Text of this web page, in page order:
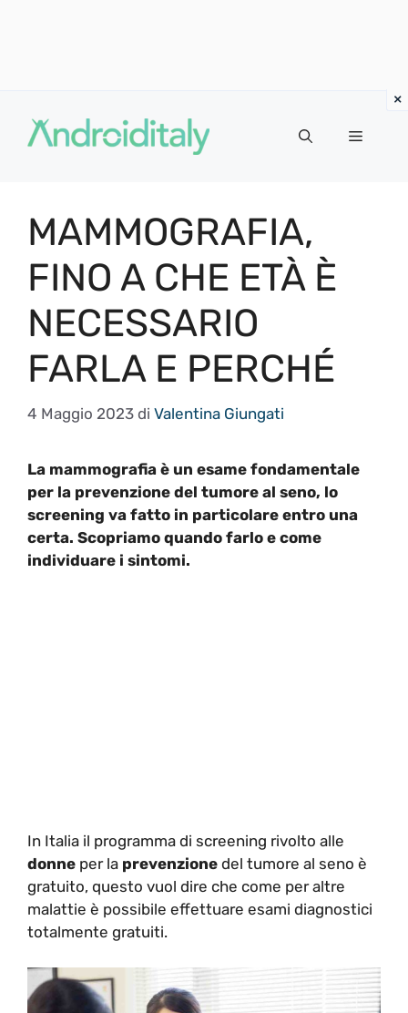
contenuto
MENU
MAMMOGRAFIA,
FINO A CHE ETÀ È
NECESSARIO
FARLA E PERCHÉ
4 Maggio 2023 di Valentina Giungati
La mammografia è un esame fondamentale
per la prevenzione del tumore al seno, lo
screening va fatto in particolare entro una
certa. Scopriamo quando farlo e come
individuare i sintomi.
In Italia il programma di screening rivolto alle
donne per la prevenzione del tumore al seno è
gratuito, questo vuol dire che come per altre
malattie è possibile effettuare esami diagnostici
totalmente gratuiti.